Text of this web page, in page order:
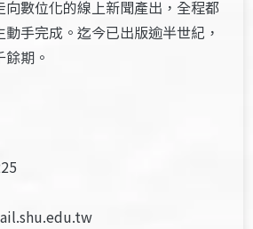
向數位化的線上新聞產出，全程都
手完成。迄今已出版逾半世紀，
期。